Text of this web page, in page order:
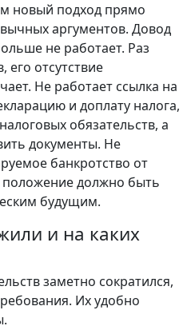
новый подход прямо
аргументов. Довод
не работает. Раз
его отсутствие
Не работает ссылка на
и доплату налога,
обязательств, а
документы. Не
банкротство от
должно быть
будущим.
и на каких
заметно сократился,
Их удобно